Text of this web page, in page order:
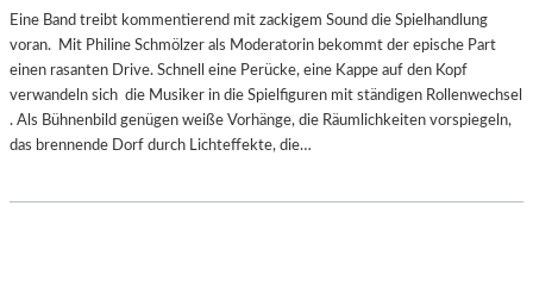
Eine Band treibt kommentierend mit zackigem Sound die Spielhandlung
voran. Mit Philine Schmölzer als Moderatorin bekommt der epische Part
einen rasanten Drive. Schnell eine Perücke, eine Kappe auf den Kopf
verwandeln sich die Musiker in die Spielfiguren mit ständigen Rollenwechsel
. Als Bühnenbild genügen weiße Vorhänge, die Räumlichkeiten vorspiegeln,
das brennende Dorf durch Lichteffekte, die…